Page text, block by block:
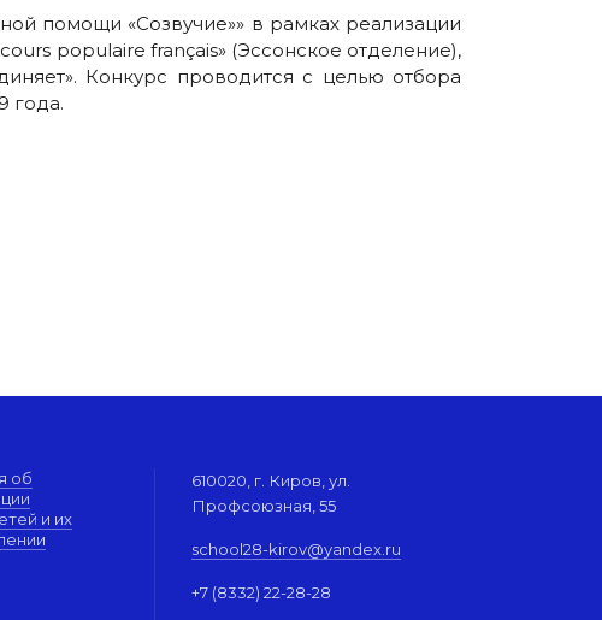
помощи «Созвучие»» в рамках реализации
populaire français» (Эссонское отделение),
Конкурс проводится с целью отбора
года.
об
и их
610020, г. Киров, ул.
Профсоюзная, 55
school28-kirov@yandex.ru
+7 (8332) 22-28-28